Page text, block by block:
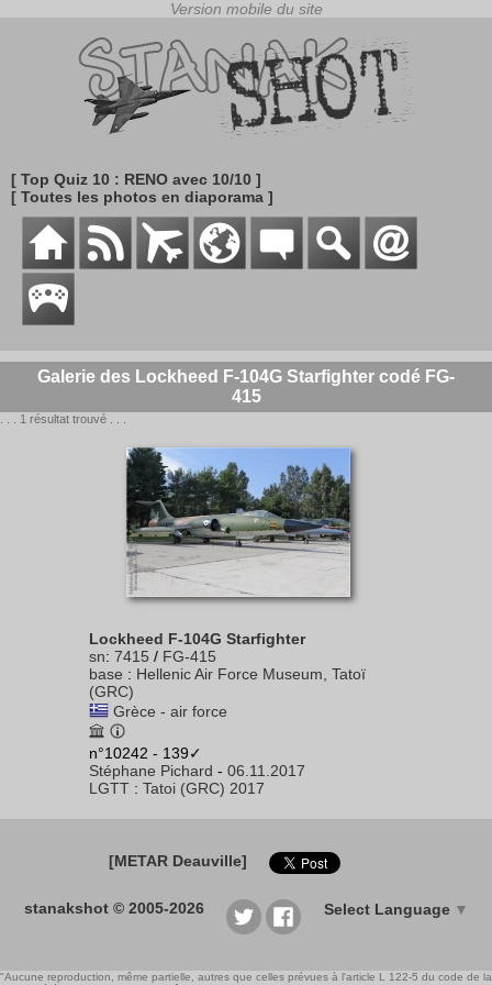
[ Top Quiz 10 : RENO avec 10/10 ]
[ Toutes les photos en diaporama ]
Galerie des Lockheed F-104G Starfighter codé FG-
415
. . . 1 résultat trouvé . . .
Lockheed F-104G Starfighter
sn: 7415 / FG-415
base : Hellenic Air Force Museum, Tatoï
(GRC)
Grèce - air force
n°10242 - 139✓
Stéphane Pichard - 06.11.2017
LGTT : Tatoi (GRC) 2017
[METAR Deauville]
stanakshot © 2005-2026 Select Language ▼
"Aucune reproduction, même partielle, autres que celles prévues à l'article L 122-5 du code de la